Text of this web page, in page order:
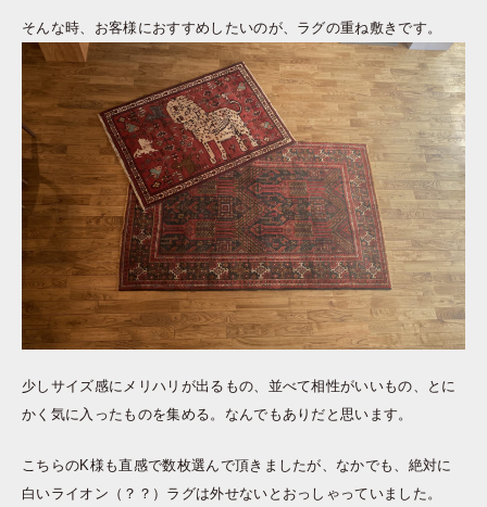
そんな時、お客様におすすめしたいのが、ラグの重ね敷きです。
少しサイズ感にメリハリが出るもの、並べて相性がいいもの、とに
かく気に入ったものを集める。なんでもありだと思います。
こちらのK様も直感で数枚選んで頂きましたが、なかでも、絶対に
白いライオン（？？）ラグは外せないとおっしゃっていました。